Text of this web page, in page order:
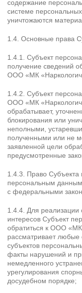
содержание
системе
уничтожаются
1.4. Основные права
1.4.1. Субъект
получение сведений
ООО «МК
1.4.2. Субъект
ООО «МК
обрабатывает,
блокирования или
неполными,
полученными или не
заявленной цели
предусмотренные
1.4.3. Право Субъекта
персональным данным
с федеральными
1.4.4. Для реализации
интересов Субъект
обратиться к ООО «МК
рассматривает
субъектов
факты нарушений и
немедленного
урегулирования
досудебном порядке;